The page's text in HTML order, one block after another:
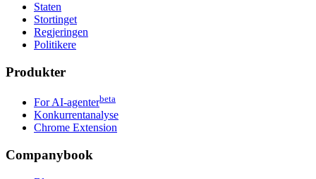
Staten
Stortinget
Regjeringen
Politikere
Produkter
For AI-agenterbeta
Konkurrentanalyse
Chrome Extension
Companybook